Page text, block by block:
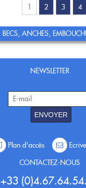
1 2 3 4
BECS, ANCHES,
NEWSLETTER
ENVOYER
Plan d'accès
CONTACTEZ-NOUS
+33